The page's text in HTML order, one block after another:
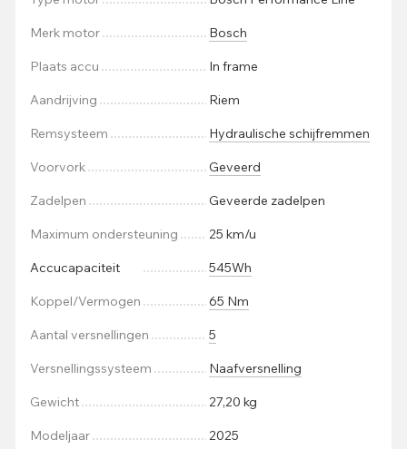
Merk motor Bosch
Plaats accu In frame
Aandrijving Riem
Remsysteem Hydraulische schijfremmen
Voorvork Geveerd
Zadelpen Geveerde zadelpen
Maximum ondersteuning 25 km/u
Accucapaciteit 545Wh
Koppel/Vermogen 65 Nm
Aantal versnellingen 5
Versnellingssysteem Naafversnelling
Gewicht 27,20 kg
Modeljaar 2025